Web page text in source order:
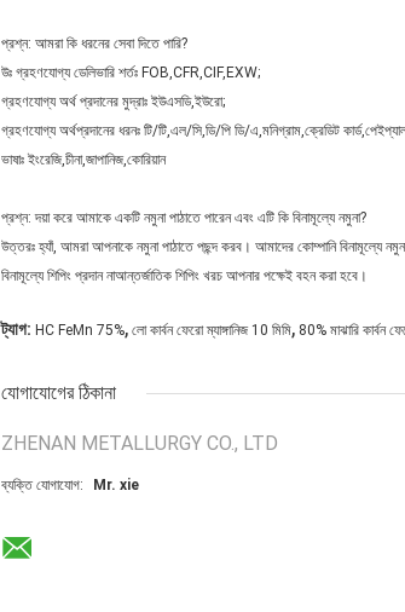
প্রশ্ন: আমরা কি ধরনের সেবা দিতে পারি?
উঃ গ্রহণযোগ্য ডেলিভারি শর্তঃ FOB,CFR,CIF,EXW;
গ্রহণযোগ্য অর্থ প্রদানের মুদ্রাঃ ইউএসডি,ইউরো;
গ্রহণযোগ্য অর্থপ্রদানের ধরনঃ টি/টি,এল/সি,ডি/পি ডি/এ,মনিগ্রাম,ক্রেডিট
ভাষাঃ ইংরেজি,চীনা,জাপানিজ,কোরিয়ান
প্রশ্ন: দয়া করে আমাকে একটি নমুনা পাঠাতে পারেন এবং এটি কি বিনামূল্যে নমুনা?
উত্তরঃ হ্যাঁ, আমরা আপনাকে নমুনা পাঠাতে পছন্দ করব। আমাদের কোম্পানি বিনামূল্যে
বিনামূল্যে শিপিং প্রদান নাআন্তর্জাতিক শিপিং খরচ আপনার পক্ষেই বহন করা হবে।
ট্যাগ: HC FeMn 75%, লো কার্বন ফেরো ম্যাঙ্গানিজ 10 মিমি, 80% মাঝারি কার্বন
যোগাযোগের ঠিকানা
ZHENAN METALLURGY CO., LTD
ব্যক্তি যোগাযোগ: Mr. xie